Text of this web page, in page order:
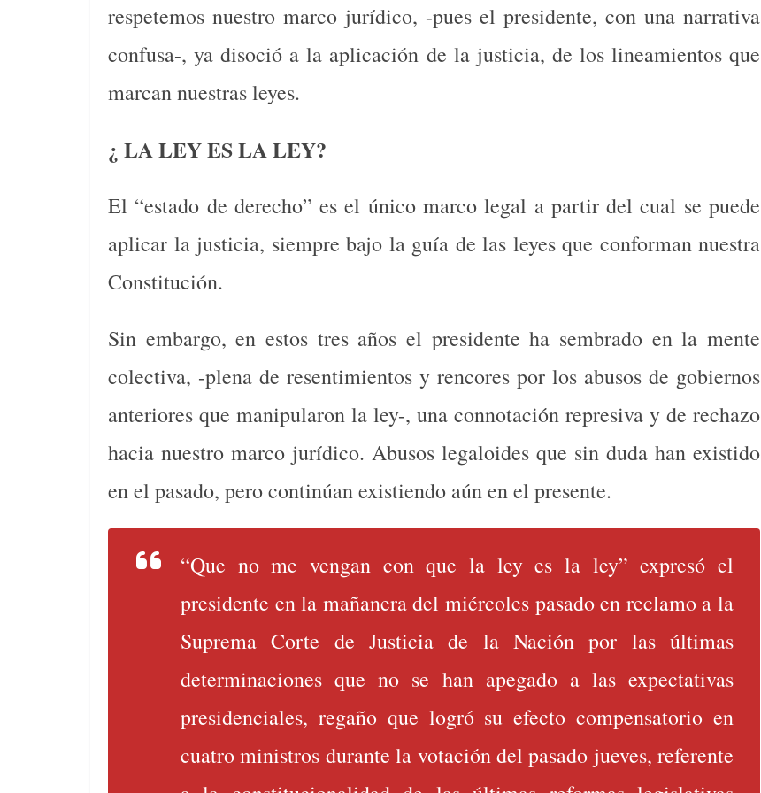
respetemos nuestro marco jurídico, -pues el presidente, con una narrativa
confusa-, ya disoció a la aplicación de la justicia, de los lineamientos que
marcan nuestras leyes.
¿ LA LEY ES LA LEY?
El “estado de derecho” es el único marco legal a partir del cual se puede
aplicar la justicia, siempre bajo la guía de las leyes que conforman nuestra
Constitución.
Sin embargo, en estos tres años el presidente ha sembrado en la mente
colectiva, -plena de resentimientos y rencores por los abusos de gobiernos
anteriores que manipularon la ley-, una connotación represiva y de rechazo
hacia nuestro marco jurídico. Abusos legaloides que sin duda han existido
en el pasado, pero continúan existiendo aún en el presente.
“Que no me vengan con que la ley es la ley” expresó el
presidente en la mañanera del miércoles pasado en reclamo a la
Suprema Corte de Justicia de la Nación por las últimas
determinaciones que no se han apegado a las expectativas
presidenciales, regaño que logró su efecto compensatorio en
cuatro ministros durante la votación del pasado jueves, referente